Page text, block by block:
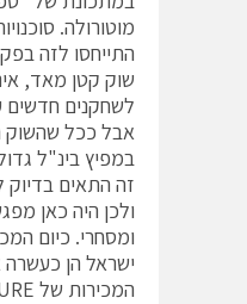
מוטורולה.
התייחסו לזה
שוק קטן מאד,
לשחקנים חדשים
אבל ככל שהשוק
במפיץ בינ"ל
ולכן היה כאן
ישראל הן כעשרה
המכירות של FUTURE באירופה ".